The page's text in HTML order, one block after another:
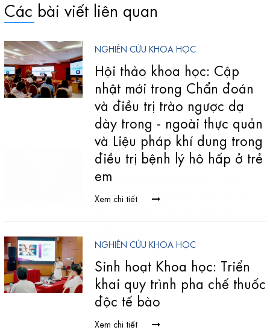
Các bài viết liên quan
NGHIÊN CỨU KHOA HỌC
Hội thảo khoa học: Cập
nhật mới trong Chẩn đoán
và điều trị trào ngược dạ
dày trong - ngoài thực quản
và Liệu pháp khí dung trong
điều trị bệnh lý hô hấp ở trẻ
em
Xem chi tiết
NGHIÊN CỨU KHOA HỌC
Sinh hoạt Khoa học: Triển
khai quy trình pha chế thuốc
độc tế bào
Xem chi tiết